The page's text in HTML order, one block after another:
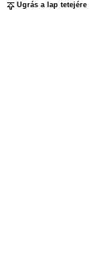
Ugrás a lap tetejére